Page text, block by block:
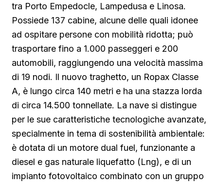
tra Porto Empedocle, Lampedusa e Linosa.
Possiede 137 cabine, alcune delle quali idonee
ad ospitare persone con mobilità ridotta; può
trasportare fino a 1.000 passeggeri e 200
automobili, raggiungendo una velocità massima
di 19 nodi. Il nuovo traghetto, un Ropax Classe
A, è lungo circa 140 metri e ha una stazza lorda
di circa 14.500 tonnellate. La nave si distingue
per le sue caratteristiche tecnologiche avanzate,
specialmente in tema di sostenibilità ambientale:
è dotata di un motore dual fuel, funzionante a
diesel e gas naturale liquefatto (Lng), e di un
impianto fotovoltaico combinato con un gruppo